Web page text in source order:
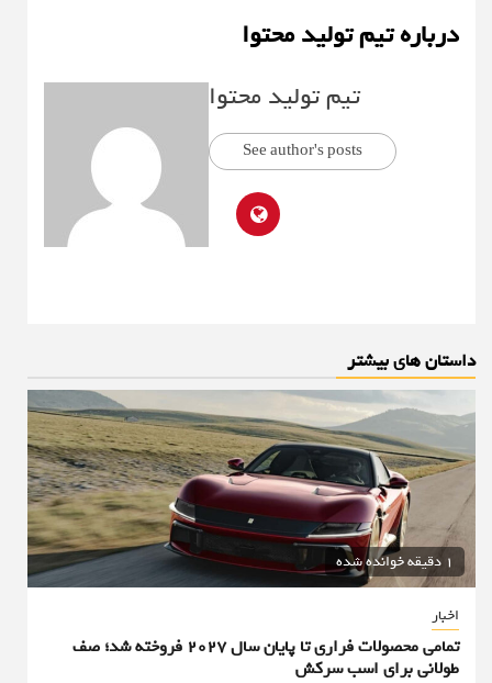
درباره تیم تولید محتوا
تیم تولید محتوا
See author's posts
داستان های بیشتر
1 دقیقه خوانده شده
اخبار
تمامی محصولات فراری تا پایان سال ۲۰۲۷ فروخته شد؛ صف
طولانی برای اسب سرکش